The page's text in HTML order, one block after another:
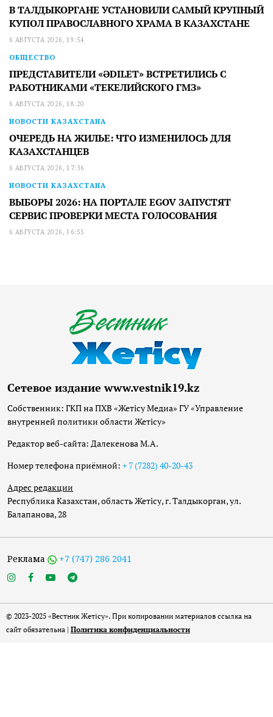
В ТАЛДЫКОРГАНЕ УСТАНОВИЛИ САМЫЙ КРУПНЫЙ
КУПОЛ ПРАВОСЛАВНОГО ХРАМА В КАЗАХСТАНЕ
6 АВГУСТА 2026, 19:54
ОБЩЕСТВО
ПРЕДСТАВИТЕЛИ «ӘDILET» ВСТРЕТИЛИСЬ С
РАБОТНИКАМИ «ТЕКЕЛИЙСКОГО ГМЗ»
6 АВГУСТА 2026, 18:20
НОВОСТИ КАЗАХСТАНА
ОЧЕРЕДЬ НА ЖИЛЬЕ: ЧТО ИЗМЕНИЛОСЬ ДЛЯ
КАЗАХСТАНЦЕВ
6 АВГУСТА 2026, 17:36
НОВОСТИ КАЗАХСТАНА
ВЫБОРЫ 2026: НА ПОРТАЛЕ EGOV ЗАПУСТЯТ
СЕРВИС ПРОВЕРКИ МЕСТА ГОЛОСОВАНИЯ
6 АВГУСТА 2026, 16:55
Сетевое издание www.vestnik19.kz
Собственник: ГКП на ПХВ «Жетісу Медиа» ГУ «Управление
внутренней политики области Жетісу»
Редактор веб-сайта: Далекенова М.А.
Номер телефона приёмной: + 7 (7282) 40-20-43
Адрес редакции
Республика Казахстан, область Жетісу, г. Талдыкорган, ул.
Балапанова, 28
Реклама +7 (747) 286 2041
© 2023-2025 «Вестник Жетісу». При копировании материалов ссылка на
сайт обязательна | Политика конфиденциальности